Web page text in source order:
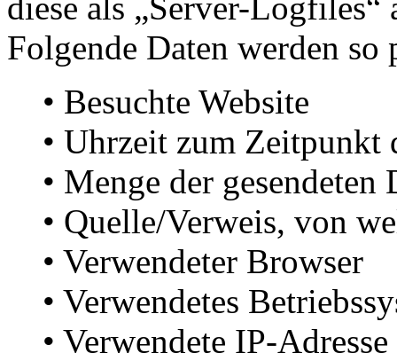
Folgende Daten werden
• Besuchte Website
• Uhrzeit zum Zeitpunkt
• Menge der
• Quelle/Verweis, von
• Verwendeter Browser
• Verwendetes
• Verwendete IP-Adresse